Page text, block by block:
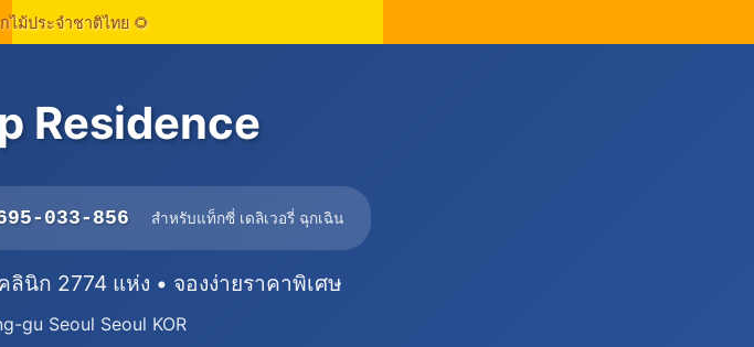
Residence
033-856 สำหรับแท็กซี่ เดลิเวอรี่ ฉุกเฉิน
นิก 2774 แห่ง • จองง่ายราคาพิเศษ
gu Seoul Seoul KOR